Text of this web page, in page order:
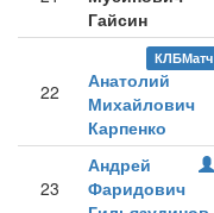
Гайсин
22
КЛБМатч
Анатолий
Михайлович
Карпенко
23
Андрей
Фаридович